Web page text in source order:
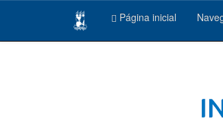
Página inicial